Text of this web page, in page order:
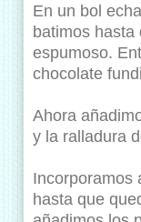
En un bol
batimos hasta
espumoso.
chocolate
Ahora
y la ralladura
Incorporamos
hasta que